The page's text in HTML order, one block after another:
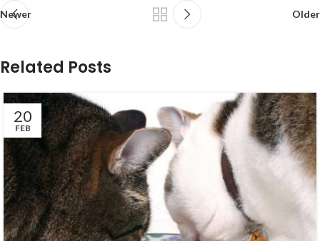
Newer Older
Related Posts
20
FEB